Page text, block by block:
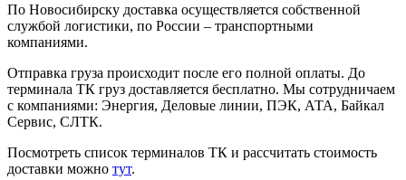
По Новосибирску доставка осуществляется собственной
службой логистики, по России – транспортными
компаниями.
Отправка груза происходит после его полной оплаты. До
терминала ТК груз доставляется бесплатно. Мы сотрудничаем
с компаниями: Энергия, Деловые линии, ПЭК, АТА, Байкал
Сервис, СЛТК.
Посмотреть список терминалов ТК и рассчитать стоимость
доставки можно тут.